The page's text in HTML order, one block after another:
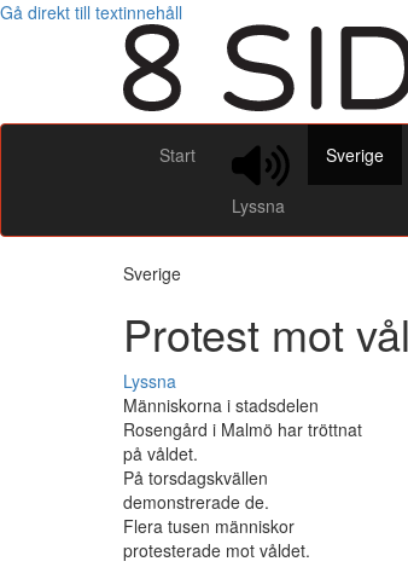
Gå direkt till textinnehåll
Start
Lyssna
Sverige
Sverige
Protest mot
Lyssna
Människorna i stadsdelen
Rosengård i Malmö har tröttnat
på våldet.
På torsdagskvällen
demonstrerade de.
Flera tusen människor
protesterade mot våldet.